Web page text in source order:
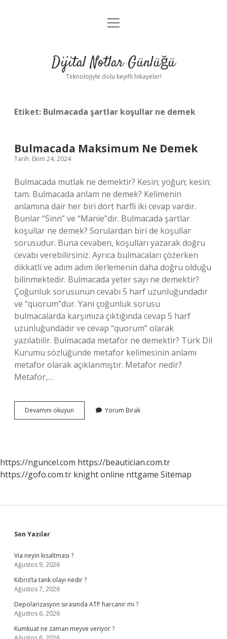
Anasayfa
Yasal Uyarı
menüyü
Dijital Notlar Günlüğü
Teknolojiyle dolu keyifli hikayeler!
Etiket: Bulmacada şartlar koşullar ne demek
Bulmacada Maksimum Ne Demek
Tarih: Ekim 24, 2024
Bulmacada mutlak ne demektir? Kesin; yoğun; kesin;
tam. Bulmacada anlam ne demek? Kelimenin
anlamına dair her biri dört harfli iki cevap vardır.
Bunlar “Sinn” ve “Manie”dir. Bulmacada şartlar
koşullar ne demek? Sorulardan biri de koşullar
sorusudur. Buna cevaben, koşulları yazarak doğru
cevabı verebilirsiniz. Ayrıca bulmacaları çözerken
dikkatli ve adım adım ilerlemenin daha doğru olduğu
bilinmektedir. Bulmacada yeter sayı ne demektir?
Çoğunluk sorusunun cevabı 5 harf uzunluğundadır
ve “quorum”dur. Yani çoğunluk sorusu
bulmacalarda karşımıza çıktığında cevap 5 harf
uzunluğundadır ve cevap “quorum” olarak
yazılabilir. Bulmacada metafor ne demektir? Türk Dil
Kurumu sözlüğünde metafor kelimesinin anlamı
metafor olarak açıklanmıştır. Metafor nedir?
Metafor,…
Devamını okuyun Bulmacada
Maksimum
Yorum Bırak
https://nguncel.com https://beautician.com.tr
https://gofo.com.tr knight online nttgame Sitemap
Sidebar
Son Yazılar
Via neyin kısaltması ?
Ağustos 9, 2026
Kıbrıs’ta tank olayı nedir ?
Ağustos 7, 2026
Depolarizasyon sırasında ATP harcanır mı ?
Ağustos 6, 2026
Kumkuat ne zaman meyve veriyor ?